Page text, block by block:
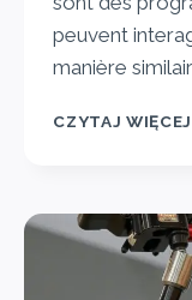
peuvent
manière
CZYTAJ WIĘCEJ